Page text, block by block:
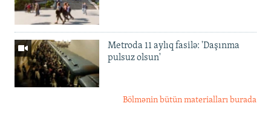
Metroda 11 aylıq fasilə: 'Daşınma
pulsuz olsun'
Bölmənin bütün materialları burada